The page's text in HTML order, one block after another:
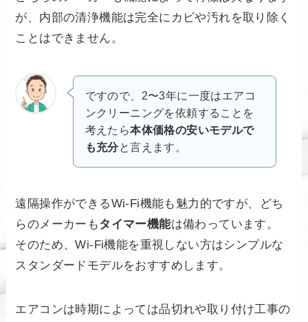
が、内部の清浄機能は完全にカビや汚れを取り除く
ことはできません。
ですので、2〜3年に一度はエアコ
ンクリーニングを依頼することを
考えたら本体価格の安いモデルで
も充分と言えます。
遠隔操作ができるWi-Fi機能も魅力的ですが、どち
らのメーカーもタイマー機能は備わっています。
そのため、Wi-Fi機能を重視しない方はシンプルな
スタンダードモデルをおすすめします。
エアコンは時期によっては品切れや取り付け工事の